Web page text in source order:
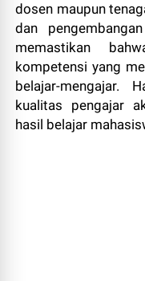
dosen maupun
dan
memastikan
kompetensi yang
belajar-mengajar.
kualitas pengajar
hasil belajar